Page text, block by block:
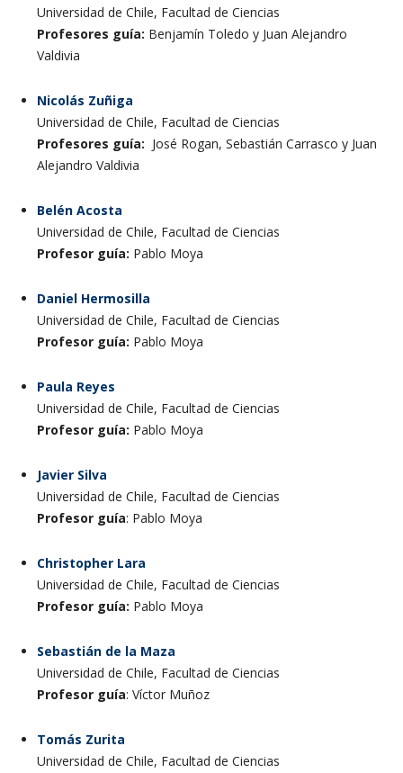
Universidad de Chile, Facultad de Ciencias
Profesores guía: Benjamín Toledo y Juan Alejandro
Valdivia
Nicolás Zuñiga
Universidad de Chile, Facultad de Ciencias
Profesores guía: José Rogan, Sebastián Carrasco y Juan
Alejandro Valdivia
Belén Acosta
Universidad de Chile, Facultad de Ciencias
Profesor guía: Pablo Moya
Daniel Hermosilla
Universidad de Chile, Facultad de Ciencias
Profesor guía: Pablo Moya
Paula Reyes
Universidad de Chile, Facultad de Ciencias
Profesor guía: Pablo Moya
Javier Silva
Universidad de Chile, Facultad de Ciencias
Profesor guía: Pablo Moya
Christopher Lara
Universidad de Chile, Facultad de Ciencias
Profesor guía: Pablo Moya
Sebastián de la Maza
Universidad de Chile, Facultad de Ciencias
Profesor guía: Víctor Muñoz
Tomás Zurita
Universidad de Chile, Facultad de Ciencias